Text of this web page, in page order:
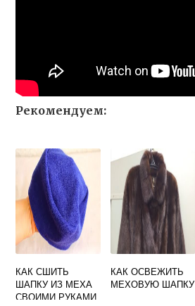
Рекомендуем:
КАК СШИТЬ
ШАПКУ ИЗ МЕХА
СВОИМИ РУКАМИ
КАК ОСВЕЖИТЬ
МЕХОВУЮ ШАПКУ